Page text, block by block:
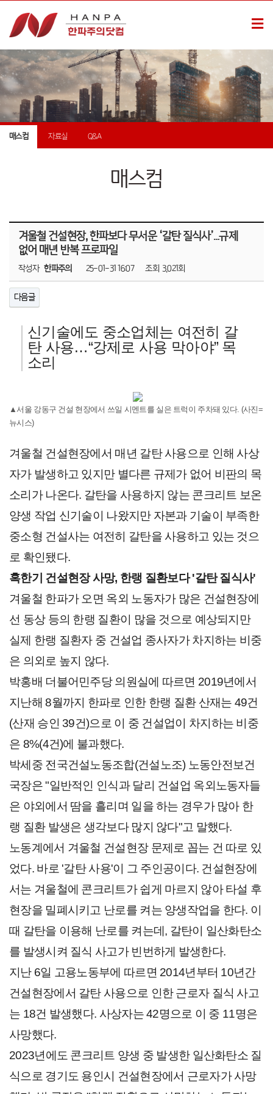
매스컴 자료실 Q&A
매스컴
겨울철 건설현장, 한파보다 무서운 ‘갈탄 질식사’…규제
없어 매년 반복 프로파일
작성자 한파주의 25-01-31 16:07 조회 3,021회
다음글
신기술에도 중소업체는 여전히 갈
탄 사용…“강제로 사용 막아야” 목
소리
▲서울 강동구 건설 현장에서 쓰일 시멘트를 실은 트럭이 주차돼 있다. (사진=
뉴시스)
겨울철 건설현장에서 매년 갈탄 사용으로 인해 사상
자가 발생하고 있지만 별다른 규제가 없어 비판의 목
소리가 나온다. 갈탄을 사용하지 않는 콘크리트 보온
양생 작업 신기술이 나왔지만 자본과 기술이 부족한
중소형 건설사는 여전히 갈탄을 사용하고 있는 것으
로 확인됐다.
혹한기 건설현장 사망, 한랭 질환보다 '갈탄 질식사'
겨울철 한파가 오면 옥외 노동자가 많은 건설현장에
선 동상 등의 한랭 질환이 많을 것으로 예상되지만
실제 한랭 질환자 중 건설업 종사자가 차지하는 비중
은 의외로 높지 않다.
박홍배 더불어민주당 의원실에 따르면 2019년에서
지난해 8월까지 한파로 인한 한랭 질환 산재는 49건
(산재 승인 39건)으로 이 중 건설업이 차지하는 비중
은 8%(4건)에 불과했다.
박세중 전국건설노동조합(건설노조) 노동안전보건
국장은 "일반적인 인식과 달리 건설업 옥외노동자들
은 야외에서 땀을 흘리며 일을 하는 경우가 많아 한
랭 질환 발생은 생각보다 많지 않다"고 말했다.
노동계에서 겨울철 건설현장 문제로 꼽는 건 따로 있
었다. 바로 '갈탄 사용'이 그 주인공이다. 건설현장에
서는 겨울철에 콘크리트가 쉽게 마르지 않아 타설 후
현장을 밀폐시키고 난로를 켜는 양생작업을 한다. 이
때 갈탄을 이용해 난로를 켜는데, 갈탄이 일산화탄소
를 발생시켜 질식 사고가 빈번하게 발생한다.
지난 6일 고용노동부에 따르면 2014년부터 10년간
건설현장에서 갈탄 사용으로 인한 근로자 질식 사고
는 18건 발생했다. 사상자는 42명으로 이 중 11명은
사망했다.
2023년에도 콘크리트 양생 중 발생한 일산화탄소 질
식으로 경기도 용인시 건설현장에서 근로자가 사망